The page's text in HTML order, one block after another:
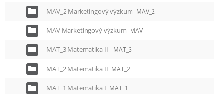
MAV_2 Marketingový výzkum MAV_2
MAV Marketingový výzkum MAV
MAT_3 Matematika III MAT_3
MAT_2 Matematika II MAT_2
MAT_1 Matematika I MAT_1